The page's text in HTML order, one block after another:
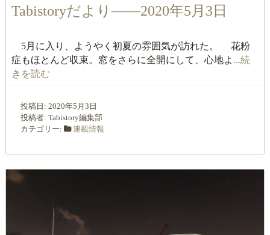
Tabistoryだより――2020年5月3日
5月に入り、ようやく初夏の雰囲気が訪れた。 花粉
症もほとんど収束。窓をさらに全開にして、心地よ ...続
きを読む
投稿日: 2020年5月3日
投稿者: Tabistory編集部
カテゴリー:
連載情報